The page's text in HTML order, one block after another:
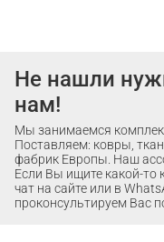
Не нашли
нам!
Мы занимаемся
Поставляем: ковры,
фабрик Европы. Наш
Если Вы ищите какой-то
чат на сайте или в
проконсультируем Вас